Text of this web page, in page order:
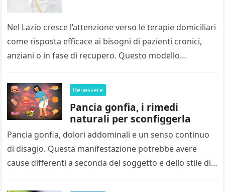
Nel Lazio cresce l’attenzione verso le terapie domiciliari
come risposta efficace ai bisogni di pazienti cronici,
anziani o in fase di recupero. Questo modello
Benessere
Pancia gonfia, i rimedi
naturali per sconfiggerla
Pancia gonfia, dolori addominali e un senso continuo
di disagio. Questa manifestazione potrebbe avere
cause differenti a seconda del soggetto e dello stile di